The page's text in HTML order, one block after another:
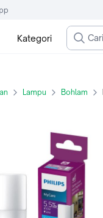
Kategori
Lampu Bohlam